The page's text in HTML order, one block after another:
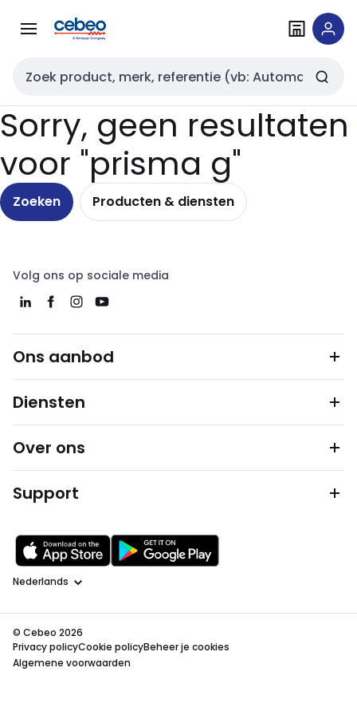
naar
naar
Zoekveld invoer
Sorry, geen resultaten
voor "prisma g"
Zoeken Producten & diensten
Volg ons op sociale media
Ons aanbod
Diensten
Over ons
Support
Taal
© Cebeo 2026
Privacy policyCookie policyBeheer je cookies
Algemene voorwaarden